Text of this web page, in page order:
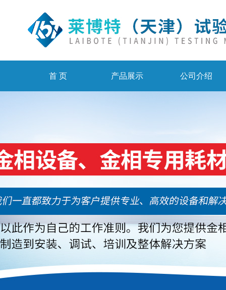
首 页 产品展示 公司介绍